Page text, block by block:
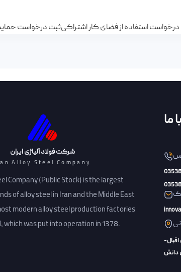
ثبت درخواست حمایتدرخواست استفاده از فضای کار اشتراکی
شرکت فولاد آلیاژی ایران
Alloy Steel Company
Company (Public Stock) is the largest
of alloy steel in Iran and the Middle East
modern alloy steel production factories
which was put into operation in 1378.
ما
دانش